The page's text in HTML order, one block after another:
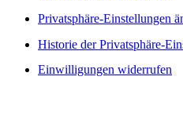
Privatsphäre-Einstellungen
Historie der Privatsphäre-
Einwilligungen widerrufen